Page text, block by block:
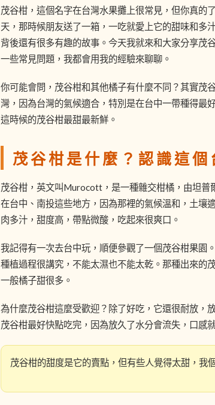
茂谷柑，這個名字在台灣水果攤上很常見，但你真的
天，那時候朋友送了一箱，一吃就愛上它的甜味和多
背後還有很多有趣的故事。今天我就來和大家分享茂
一些常見問題，我都會用我的經驗來聊聊。
你可能會問，茂谷柑和其他橘子有什麼不同？其實茂
灣，因為台灣的氣候適合，特別是在台中一帶種得最
這時候的茂谷柑最甜最新鮮。
茂谷柑是什麼？認識這個
茂谷柑，英文叫Murocott，是一種雜交柑橘，由坦普
在台中、南投這些地方，因為那裡的氣候溫和，土壤
肉多汁，甜度高，帶點微酸，吃起來很爽口。
我記得有一次去台中玩，順便參觀了一個茂谷柑果園
種植過程很講究，不能太濕也不能太乾。那種出來的
一般橘子甜很多。
為什麼茂谷柑這麼受歡迎？除了好吃，它還很耐放，
茂谷柑最好快點吃完，因為放久了水分會流失，口感
茂谷柑的甜度是它的賣點，但有些人覺得太甜，我